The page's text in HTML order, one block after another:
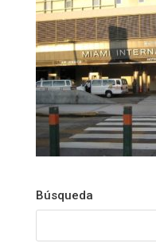
Búsqueda